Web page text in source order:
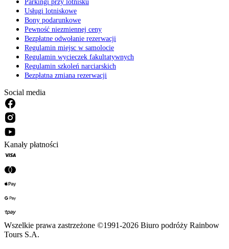
Parkingi przy lotnisku
Usługi lotniskowe
Bony podarunkowe
Pewność niezmiennej ceny
Bezpłatne odwołanie rezerwacji
Regulamin miejsc w samolocie
Regulamin wycieczek fakultatywnych
Regulamin szkoleń narciarskich
Bezpłatna zmiana rezerwacji
Social media
Kanały płatności
Wszelkie prawa zastrzeżone ©1991-2026 Biuro podróży Rainbow
Tours S.A.